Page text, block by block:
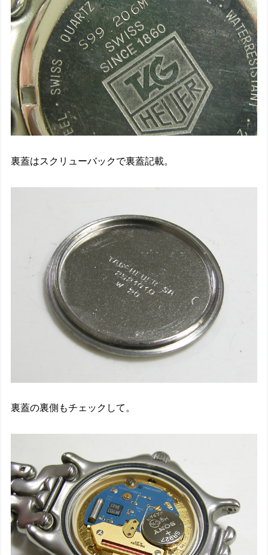
裏蓋はスクリューバックで裏蓋記載。
裏蓋の裏側もチェックして。